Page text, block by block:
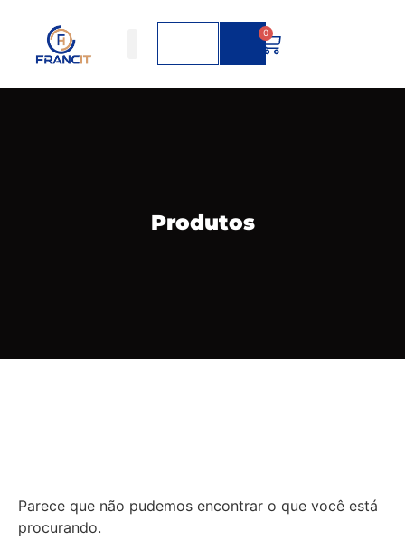
0
Produtos
Parece que não pudemos encontrar o que você está
procurando.